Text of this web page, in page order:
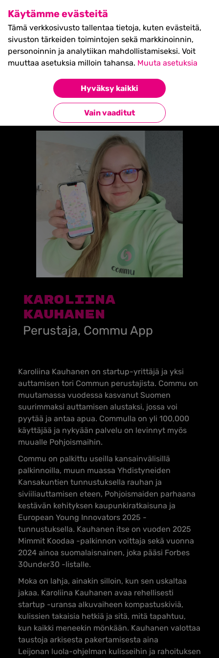
Käytämme evästeitä
Tämä verkkosivusto tallentaa tietoja, kuten evästeitä,
sivuston tärkeiden toimintojen sekä markkinoinnin,
personoinnin ja analytiikan mahdollistamiseksi. Voit
muuttaa asetuksia milloin tahansa. Muuta asetuksia
Hyväksy kaikki
Vain vaaditut
SHIFT Business Festival
27.5.2027, Turku - liput
myynnissä nyt! >>
Karoliina Kauhanen
Takaisin esiintyjiin
Karoliina
Kauhanen
Perustaja, Commu App
Karoliina Kauhanen on startup-yrittäjä ja yksi
auttamisen tori Commun perustajista. Commu on
muutamassa vuodessa kasvanut Suomen
suurimmaksi auttamisen alustaksi, jossa voi
pyytää ja antaa apua. Commulla on yli 100,000
käyttäjää ja nykyään palvelu on levinnyt myös
muualle Pohjoismaihin.
Commu on palkittu useilla kansainvälisillä
palkinnoilla, muun muassa Yhdistyneiden
Kansakuntien tunnustuksella rauhan ja
siviiliauttamisen eteen, Pohjoismaiden parhaana
kestävän kehityksen kaupunkiratkaisuna ja
European Young Innovators 2025 -
tunnustuksella. Kauhanen itse on vuoden 2025
Mimmit Koodaa -palkinnon voittaja sekä vuonna
2024 ainoa suomalaisnainen, joka pääsi Forbes
30under30 -listalle.
Moka on lahja, ainakin silloin, kun sen uskaltaa
jakaa. Karoliina Kauhanen avaa rehellisesti
startup -uransa alkuvaiheen kompastuskiviä,
kulissien takaisia hetkiä ja sitä, mitä tapahtuu,
kun kaikki meneekin mönkään. Kauhanen valottaa
taustoja arkisesta pakertamisesta aina
Leijonan luola-ohjelman kulisseihin ja rahoituksen